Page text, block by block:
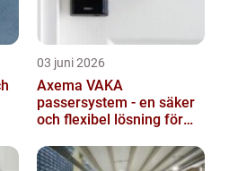
03 juni 2026
Axema VAKA
passersystem - en säker
och flexibel lösning för